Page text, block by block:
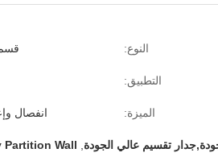
النوع:
التطبيق:
الميزة: انفصال
تقسيم عالي الجودة Partition Wall